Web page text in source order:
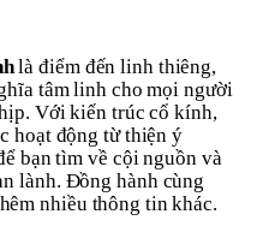
là điểm đến linh thiêng,
tâm linh cho mọi người
Với kiến trúc cổ kính,
hoạt động từ thiện ý
bạn tìm về cội nguồn và
lành. Đồng hành cùng
nhiều thông tin khác.